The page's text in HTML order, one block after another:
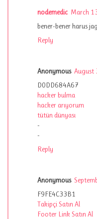
nodemedic March
bener-bener harus
Reply
Anonymous August
D0DD684A67
hacker bulma
hacker arıyorum
tütün dünyası
-
-
Reply
Anonymous
F9FE4C33B1
Takipçi Satın Al
Footer Link Satın Al